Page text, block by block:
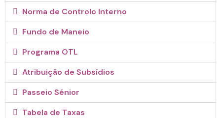
Norma de Controlo Interno
Fundo de Maneio
Programa OTL
Atribuição de Subsídios
Passeio Sénior
Tabela de Taxas